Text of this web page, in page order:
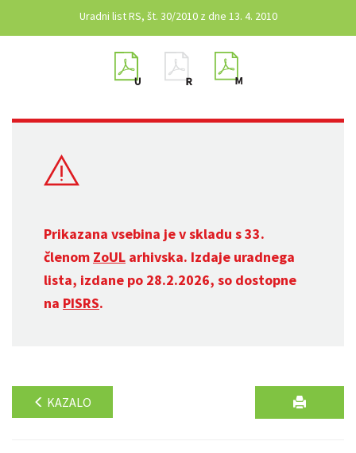
Uradni list RS, št. 30/2010 z dne 13. 4. 2010
Prikazana vsebina je v skladu s 33.
členom ZoUL arhivska. Izdaje uradnega
lista, izdane po 28.2.2026, so dostopne
na PISRS.
KAZALO